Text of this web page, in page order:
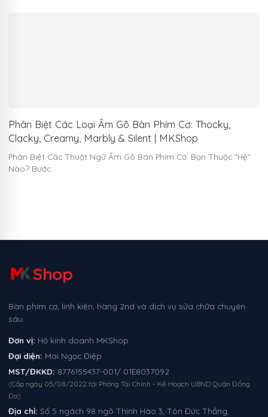
Phân Biệt Các Loại Âm Gõ Bàn Phím Cơ: Thocky,
Clacky, Creamy, Marbly & Silent | MKShop
Phân Biệt Các Thuật Ngữ Âm Gõ Bàn Phím Cơ: Bạn Thuộc "Hệ"
Nào? Bước…
Shop
Bàn phím cơ, linh kiện, hàng 2nd và dịch vụ sửa chữa chuyên
sâu.
Đơn vị: Hộ kinh doanh MKShop
Đại diện: Mai Ngọc Điệp
MST/ĐKKD: 8776155437-001/ 01E8037092
(Cấp ngày 05/08/2022 tại Phòng Tài Chính - Kế Hoạch UBND Quận Đống
Đa)
Địa chỉ: Số 5 ngách 98 ngõ Thịnh Hào 3, Tôn Đức Thắng,